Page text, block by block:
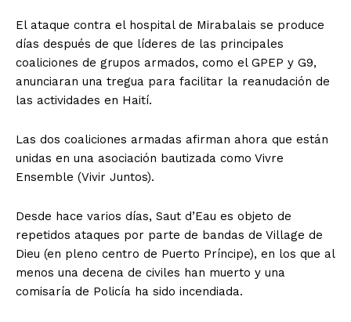
El ataque contra el hospital de Mirabalais se produce
días después de que líderes de las principales
coaliciones de grupos armados, como el GPEP y G9,
anunciaran una tregua para facilitar la reanudación de
las actividades en Haití.
Las dos coaliciones armadas afirman ahora que están
unidas en una asociación bautizada como Vivre
Ensemble (Vivir Juntos).
Desde hace varios días, Saut d’Eau es objeto de
repetidos ataques por parte de bandas de Village de
Dieu (en pleno centro de Puerto Príncipe), en los que al
menos una decena de civiles han muerto y una
comisaría de Policía ha sido incendiada.